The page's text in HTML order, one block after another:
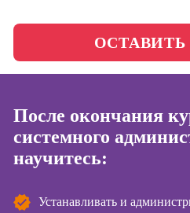
Онлайн-обучение
ОСТАВИТЬ
После окончания
системного
научитесь:
Устанавливать и